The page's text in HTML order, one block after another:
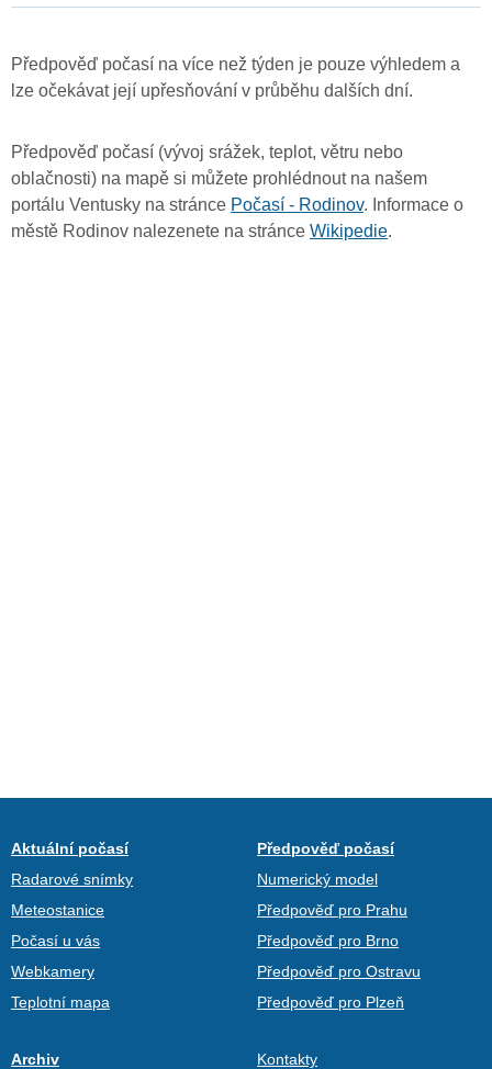
Předpověď počasí na více než týden je pouze výhledem a
lze očekávat její upřesňování v průběhu dalších dní.
Předpověď počasí (vývoj srážek, teplot, větru nebo
oblačnosti) na mapě si můžete prohlédnout na našem
portálu Ventusky na stránce Počasí - Rodinov. Informace o
městě Rodinov nalezenete na stránce Wikipedie.
Aktuální počasí
Radarové snímky
Meteostanice
Počasí u vás
Webkamery
Teplotní mapa
Předpověď počasí
Numerický model
Předpověď pro Prahu
Předpověď pro Brno
Předpověď pro Ostravu
Předpověď pro Plzeň
Archiv Kontakty